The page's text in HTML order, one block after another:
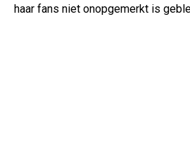
haar fans niet onopgemerkt is